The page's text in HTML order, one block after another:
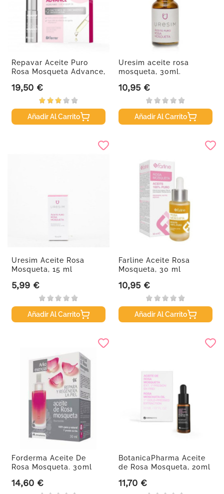
Repavar Aceite Puro
Rosa Mosqueta Advance,
Precio
19,50 €
Añadir Al Carrito
Uresim aceite rosa
mosqueta, 30ml.
Precio
10,95 €
Añadir Al Carrito
Uresim Aceite Rosa
Mosqueta, 15 ml
Precio
5,99 €
Añadir Al Carrito
Farline Aceite Rosa
Mosqueta, 30 ml
Precio
10,95 €
Añadir Al Carrito
Forderma Aceite De
Rosa Mosqueta. 30ml
Precio
14,60 €
BotanicaPharma Aceite
de Rosa Mosqueta, 20ml
Precio
11,70 €